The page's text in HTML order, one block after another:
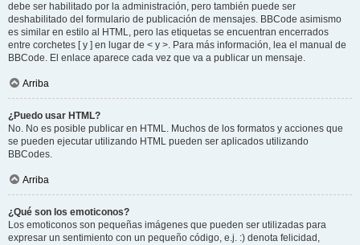
debe ser habilitado por la administración, pero también puede ser
deshabilitado del formulario de publicación de mensajes. BBCode asimismo
es similar en estilo al HTML, pero las etiquetas se encuentran encerrados
entre corchetes [ y ] en lugar de < y >. Para más información, lea el manual de
BBCode. El enlace aparece cada vez que va a publicar un mensaje.
Arriba
¿Puedo usar HTML?
No. No es posible publicar en HTML. Muchos de los formatos y acciones que
se pueden ejecutar utilizando HTML pueden ser aplicados utilizando
BBCodes.
Arriba
¿Qué son los emoticonos?
Los emoticonos son pequeñas imágenes que pueden ser utilizadas para
expresar un sentimiento con un pequeño código, e.j. :) denota felicidad,